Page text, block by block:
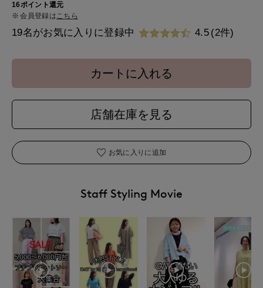
16ポイント還元
会員登録は こちら
19名がお気に入りに登録中 4.5 (2件)
カートに入れる
店舗在庫を見る
お気に入りに追加
Staff Styling Movie